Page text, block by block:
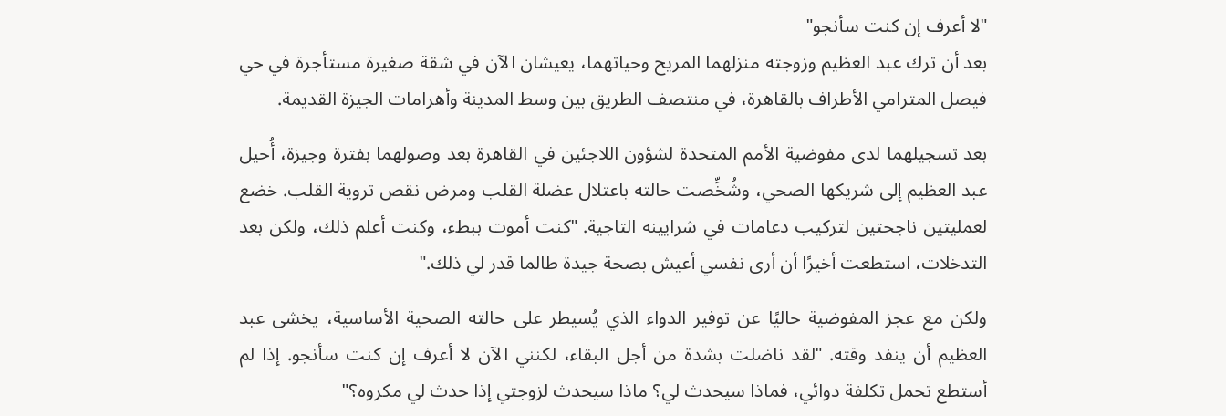
"لا أعرف إن كنت سأنجو"
بعد أن ترك عبد العظيم وزوجته منزلهما المريح وحياتهما، يعيشان الآن في شقة صغيرة مستأجرة في حي
فيصل المترامي الأطراف بالقاهرة، في منتصف الطريق بين وسط المدينة وأهرامات الجيزة القديمة.
بعد تسجيلهما لدى مفوضية الأمم المتحدة لشؤون اللاجئين في القاهرة بعد وصولهما بفترة وجيزة، أُحيل
عبد العظيم إلى شريكها الصحي، وشُخِّصت حالته باعتلال عضلة القلب ومرض نقص تروية القلب. خضع
لعمليتين ناجحتين لتركيب دعامات في شرايينه التاجية. "كنت أموت ببطء، وكنت أعلم ذلك، ولكن بعد
التدخلات، استطعت أخيرًا أن أرى نفسي أعيش بصحة جيدة طالما قدر لي ذلك."
ولكن مع عجز المفوضية حاليًا عن توفير الدواء الذي يُسيطر على حالته الصحية الأساسية، يخشى عبد
العظيم أن ينفد وقته. "لقد ناضلت بشدة من أجل البقاء، لكنني الآن لا أعرف إن كنت سأنجو. إذا لم
أستطع تحمل تكلفة دوائي، فماذا سيحدث لي؟ ماذا سيحدث لزوجتي إذا حدث لي مكروه؟"